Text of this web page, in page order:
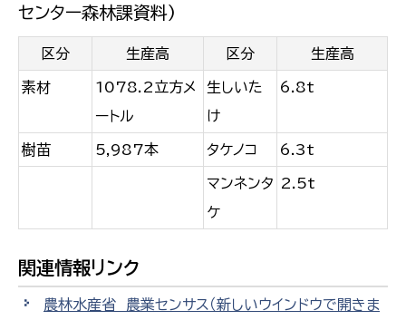
センター森林課資料)
区分 生産高 区分 生産高
素材
1078.2立方メ
ートル
生しいた
け
6.8t
樹苗 5,987本 タケノコ 6.3t
マンネンタ
ケ
2.5t
関連情報リンク
農林水産省 農業センサス（新しいウインドウで開きま